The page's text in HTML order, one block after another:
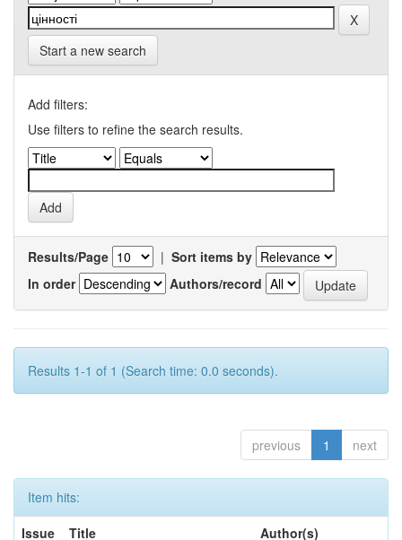
Start a new search
Add filters:
Use filters to refine the search results.
Results/Page | Sort items by
In order
Authors/record
Results 1-1 of 1 (Search time: 0.0 seconds).
previous 1 next
Item hits:
Issue
Title Author(s)